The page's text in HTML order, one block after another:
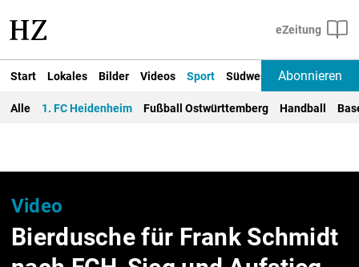
Start Lokales Bilder Videos Sport Südwest Deutschland
Abonnieren
Alle 1. FC Heidenheim Fußball Ostwürttemberg Handball
Video
Bierdusche für Frank Schmidt